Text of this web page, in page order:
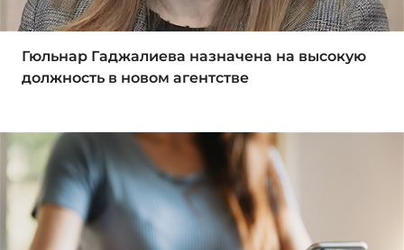
Гюльнар Гаджалиева назначена на высокую
должность в новом агентстве